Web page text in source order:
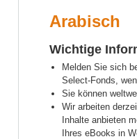
Arabisch
Wichtige
Melden Sie sich
Select-Fonds,
Sie können
Wir arbeiten
Inhalte anbieten
Ihres eBooks in